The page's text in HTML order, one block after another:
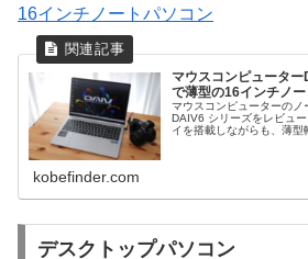
16インチノートパソコン
マウスコンピュータ
で薄型の16インチノ
マウスコンピューターの
DAIV6 シリーズをレビュ
イを搭載しながらも、薄型
kobefinder.com
デスクトップパソコン